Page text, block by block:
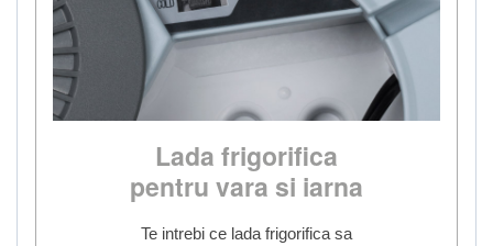
Lada frigorifica
pentru vara si iarna
Te intrebi ce lada frigorifica sa